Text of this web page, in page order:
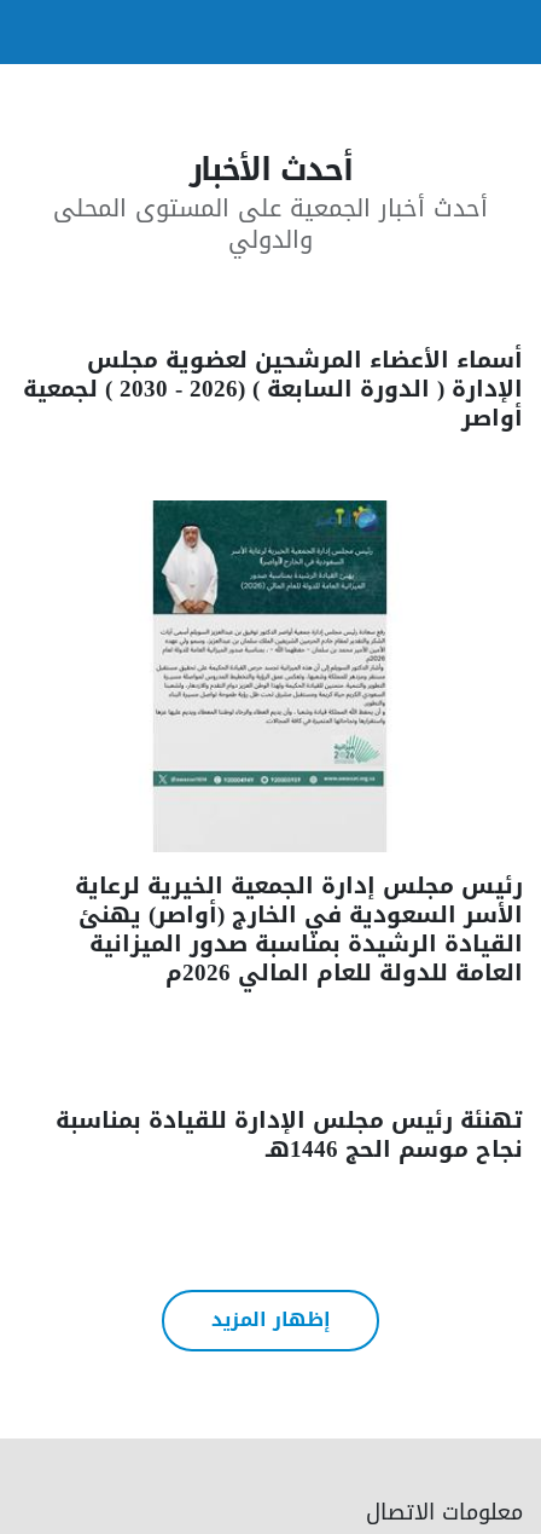
أحدث الأخبار
أحدث أخبار الجمعية على المستوى المحلى
والدولي
أسماء الأعضاء المرشحين لعضوية مجلس
الإدارة ( الدورة السابعة ) (2026 - 2030 ) لجمعية
أواصر
رئيس مجلس إدارة الجمعية الخيرية لرعاية
الأسر السعودية في الخارج (أواصر) يهنئ
القيادة الرشيدة بمناسبة صدور الميزانية
العامة للدولة للعام المالي 2026م
تهنئة رئيس مجلس الإدارة للقيادة بمناسبة
نجاح موسم الحج 1446هـ
إظهار المزيد
معلومات الاتصال